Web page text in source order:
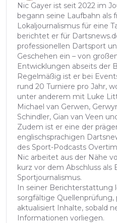
Nic Gayer ist seit 2022 im
begann seine Laufbahn als
Lokaljournalismus für eine
berichtet er für
professionellen Dartsport
Geschehen ein – von
Entwicklungen abseits der
Regelmäßig ist er bei
rund 20 Turniere pro Jahr,
unter anderem mit Luke
Michael van Gerwen,
Schindler, Gian van Veen
Zudem ist er eine der
englischsprachigen
des Sport-Podcasts
Nic arbeitet aus der Nähe
kurz vor dem Abschluss als
Sportjournalismus.
In seiner Berichterstattung
sorgfältige Quellenprüfung,
aktualisiert Inhalte, sobald
Informationen vorliegen.